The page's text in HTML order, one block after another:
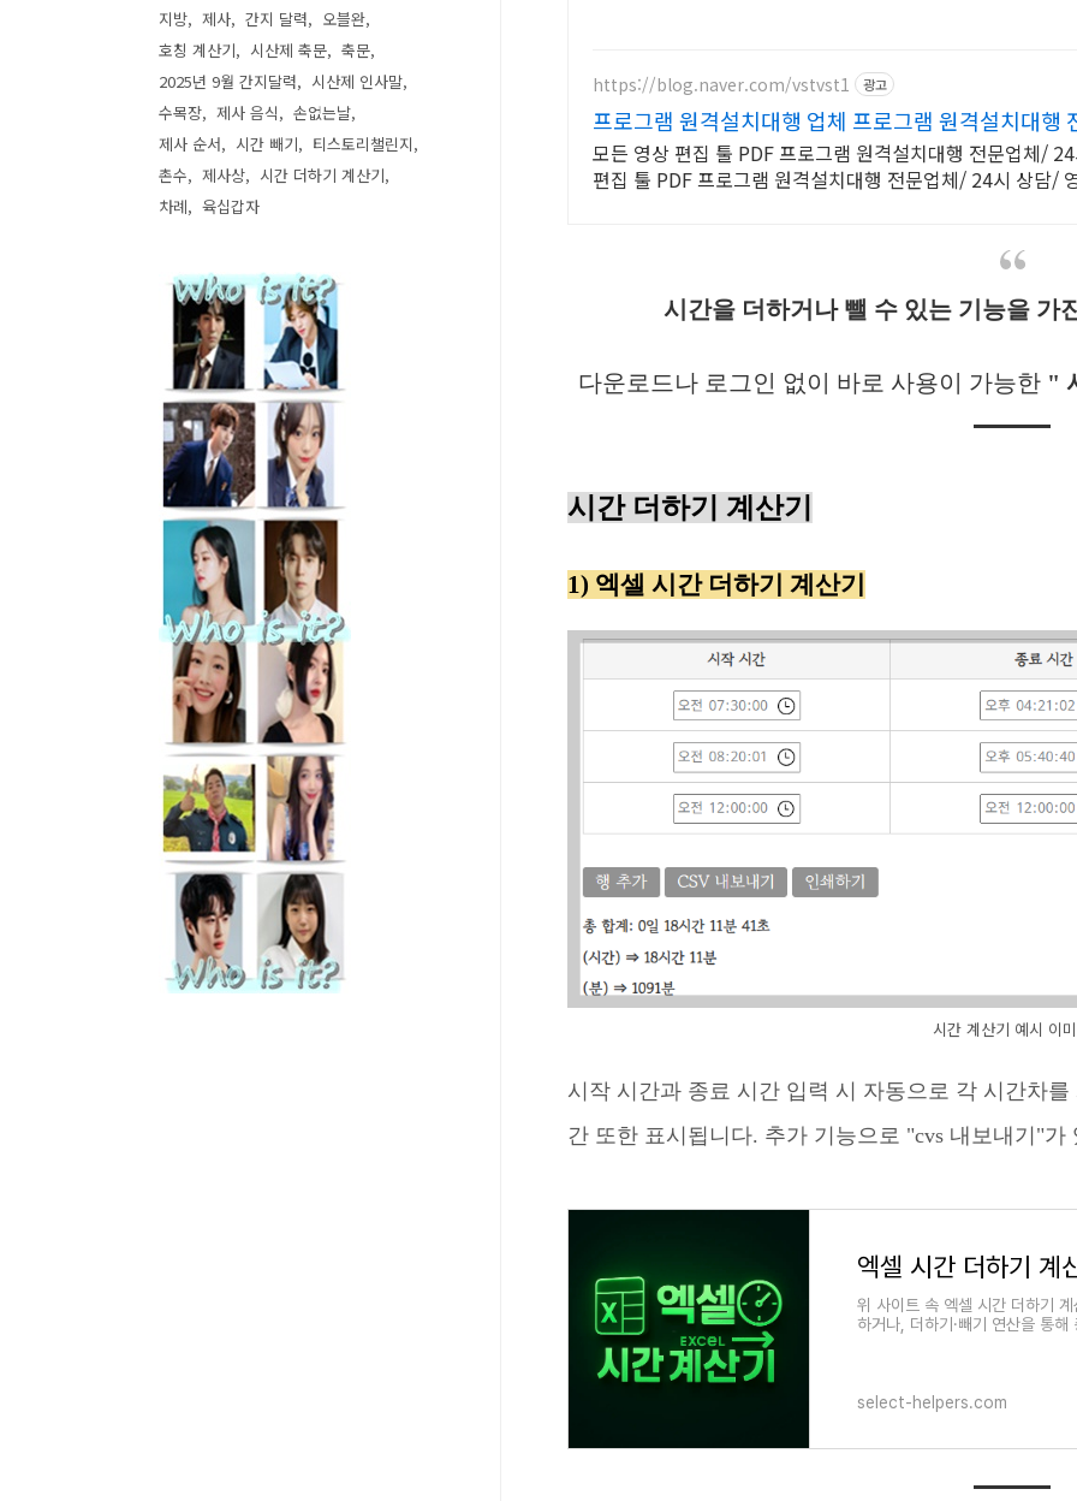
https://blog.naver.com/vstvst1 광고
프로그램 원격설치대행 업체 프로그램 원격설치대행
모든 영상 편집 툴 PDF 프로그램 원격설치대행 전문업체/
편집 툴 PDF 프로그램 원격설치대행 전문업체/ 24시 상담/
시간을 더하거나 뺄 수 있는 기능을 가
다운로드나 로그인 없이 바로 사용이 가능한 "
시간 더하기 계산기
1) 엑셀 시간 더하기 계산기
시간 계산기 예시 이
시작 시간과 종료 시간 입력 시 자동으로 각 시간차
간 또한 표시됩니다. 추가 기능으로 "cvs 내보내기"가
엑셀 시간 더하기 계
위 사이트 속 엑셀 시간 더하기
하거나, 더하기·빼기 연산을 통
select-helpers.com
지방
제사 간지 달력
오블완
호칭 계산기
시산제 축문
축문
2025년 9월 간지달력
시산제 인사말
수목장
제사 음식
손없는날
제사 순서
시간 빼기
티스토리챌린지
촌수
제사상
시간 더하기 계산기
차례
육십갑자